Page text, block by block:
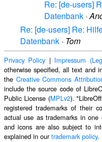
Re: [de-users]
Datenbank ·
Re: [de-users] Re:
Datenbank · Tom
Privacy Policy | Impressum
otherwise specified, all text and
the Creative Commons
include the source code of
Public License (MPLv2).
registered trademarks of their
actual use as trademarks in
and icons are also subject to
explained in ourtrademark policy.